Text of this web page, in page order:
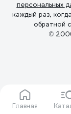
Главная
персональных
каждый раз,
обратной
©